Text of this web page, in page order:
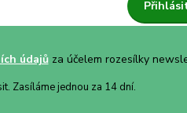
údajůza účelem rozesílky
Zasíláme jednou za 14 dní.